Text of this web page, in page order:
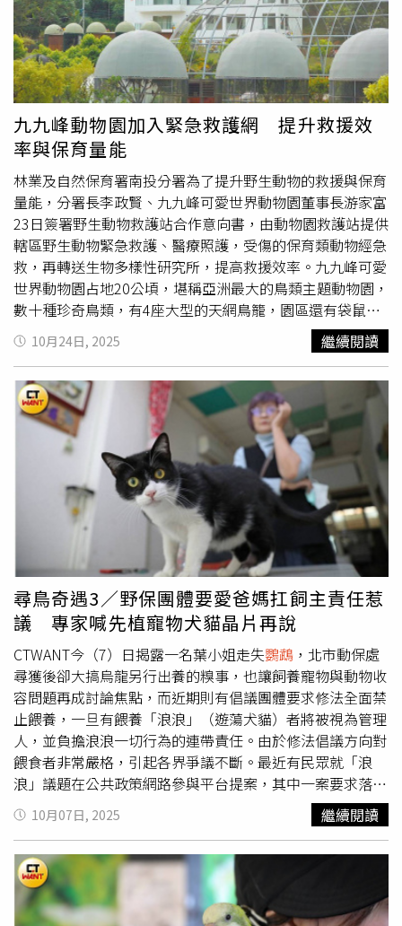
細菌而致病。潛伏期可長達45天，患者可能出現發燒、頭
痛、呼吸道症狀及肝臟功能異常等。由於感染後不會產生長
期免疫力，仍有再次感染的風險。專家提醒，飼養鳥類須保
持環境清潔並避免密切接觸鳥類糞便與分泌物，如出現不明
原因高燒或呼吸道症狀，應及時就醫檢查，以免延誤治療。
九九峰動物園加入緊急救護網 提升救援效
率與保育量能
林業及自然保育署南投分署為了提升野生動物的救援與保育
量能，分署長李政賢、九九峰可愛世界動物園董事長游家富
23日簽署野生動物救護站合作意向書，由動物園救護站提供
轄區野生動物緊急救護、醫療照護，受傷的保育類動物經急
救，再轉送生物多樣性研究所，提高救援效率。九九峰可愛
世界動物園占地20公頃，堪稱亞洲最大的鳥類主題動物園，
數十種珍奇鳥類，有4座大型的天網鳥籠，園區還有袋鼠、
羊駝、迷你馬等動物，入園民眾可以餵羊駝、摸兔兔，還有
鸚鵡飛到身上，享受與動物零距離互動體驗，業者為了照護
園區動物設有獸醫院，繼前年與南投縣政府合作，續與林保
署南投分署攜手野生動物救援與保育。游家富說，野生動物
救護站有專業獸醫團隊及救援志工，除提供動物救護、醫療
外，也陸續開設生態教育課程，透過教育推廣提升民眾對野
生動物保育的關注與支持。前年起園區與南投縣政府合作，
縣內受傷的野生動物送至園區救治後野放，很開心能為守護
珍貴的野生動物盡心力。李政賢表示，近年野生動物受傷、
誤入人類活動範圍等情形頻傳，急需強化區域內的救護量
能。九九峰可愛世界動物園擁有完善的動物照護設施及專業
人員，未來雙方合作可望有效提升轄區野生動物的救護效
率。九九峰可愛世界動物園野生動物救護站指出，不少受傷
的野生動物就近送到這裡，如大冠鷲、五色鳥、黑冠麻鷺、
松鼠、松雀鷹、領角鴞、鳳頭蒼鷹等，一般類野生動物留在
救護站醫治，受傷的保育類動物經獸醫急救後，再轉送生物
多樣性研究所，提高救援效率。
10月24日, 2025 繼續閱讀
尋鳥奇遇3／野保團體要愛爸媽扛飼主責任惹
議 專家喊先植寵物犬貓晶片再說
CTWANT今（7）日揭露一名葉小姐走失鸚鵡 ，北市動保處
尋獲後卻大搞烏龍另行出養的糗事，也讓飼養寵物與動物收
容問題再成討論焦點，而近期則有倡議團體要求修法全面禁
止餵養，一旦有餵養「浪浪」（遊蕩犬貓）者將被視為管理
人，並負擔浪浪一切行為的連帶責任。由於修法倡議方向對
餵食者非常嚴格，引起各界爭議不斷。最近有民眾就「浪
浪」議題在公共政策網路參與平台提案，其中一案要求落實
「浪浪」飼養問責，喊出只要有餵食行為，餵食者就必須承
擔飼主責任，如今提案已過附議門檻。提案者更直斥，過去
動保團體主張的「勸導」勿餵食難見成效，並嗆聲「如果勸
導有用，世界上就不需要法律」，直喊要立法問責、加強管
理。據了解，已有民間野保團體聯繫立法委員張雅琳等浪浪
關懷者，甚或動員到農業部抗議，且提案在倡議平台才過一
10月07日, 2025 繼續閱讀